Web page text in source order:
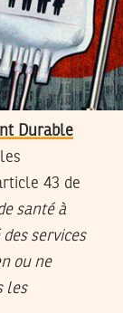
Durable
43 de
santé à
services
ou ne
les